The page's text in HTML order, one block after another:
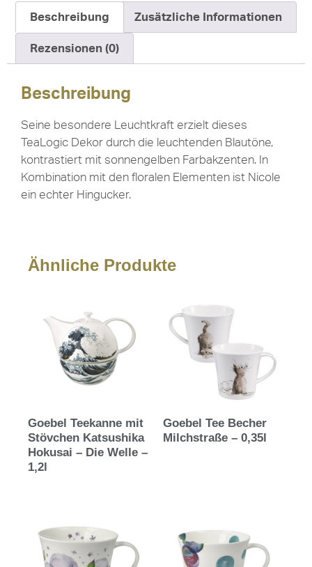
Beschreibung Zusätzliche Informationen
Rezensionen (0)
Beschreibung
Seine besondere Leuchtkraft erzielt dieses
TeaLogic Dekor durch die leuchtenden Blautöne,
kontrastiert mit sonnengelben Farbakzenten. In
Kombination mit den floralen Elementen ist Nicole
ein echter Hingucker.
Ähnliche Produkte
Goebel Teekanne mit
Stövchen Katsushika
Hokusai – Die Welle –
1,2l
Goebel Tee Becher
Milchstraße – 0,35l